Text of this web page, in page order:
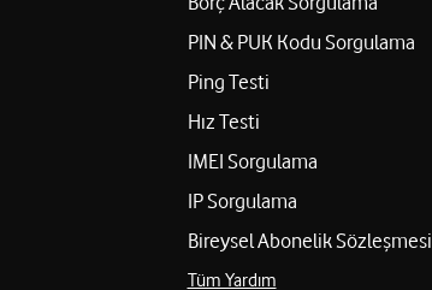
PIN & PUK Kodu Sorgulama
Ping Testi
Hız Testi
IMEI Sorgulama
IP Sorgulama
Bireysel Abonelik Sözleşmesi
Tüm Yardım